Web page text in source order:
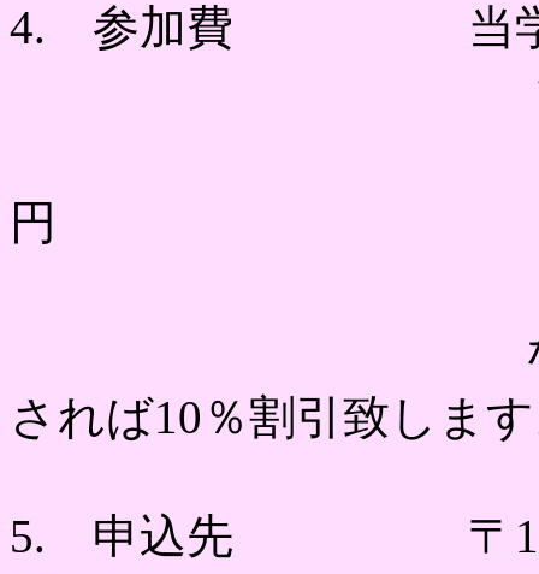
4. 参加費 当学
協賛学会
円
なお，私費
されば10％割引致しま
5. 申込先 〒102-